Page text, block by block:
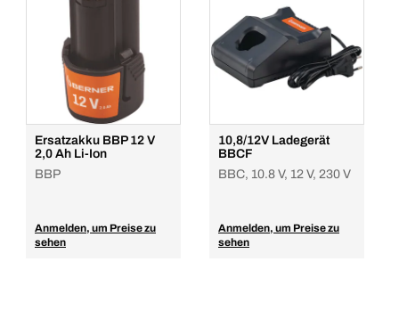
Ersatzakku BBP 12 V
2,0 Ah Li-Ion
BBP
Anmelden, um Preise zu
sehen
10,8/12V Ladegerät
BBCF
BBC, 10.8 V, 12 V, 230 V
Anmelden, um Preise zu
sehen